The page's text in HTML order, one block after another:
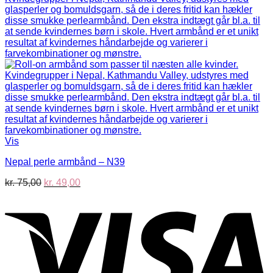
kr. 75,00.kr. 49,00.
Vis
Nepal perle armbånd – N39
kr.75,00 Den
var:
kr. 75,00.
kr. 49,00Den
er:
kr. 49,00.